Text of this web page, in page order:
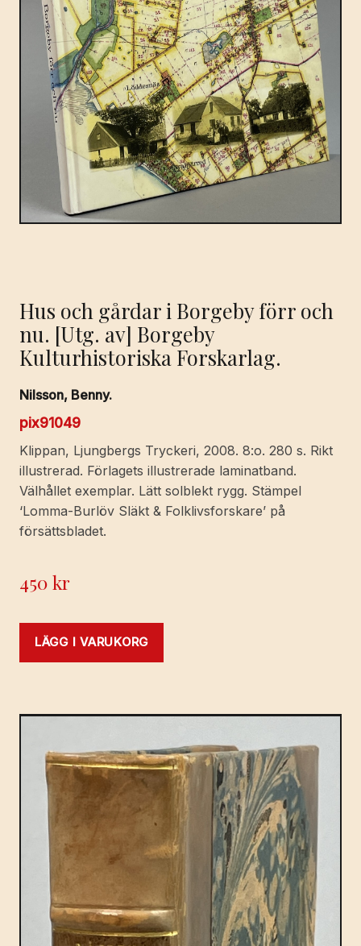
Hus och gårdar i Borgeby förr och
nu. [Utg. av] Borgeby
Kulturhistoriska Forskarlag.
Nilsson, Benny.
pix91049
Klippan, Ljungbergs Tryckeri, 2008. 8:o. 280 s. Rikt
illustrerad. Förlagets illustrerade laminatband.
Välhållet exemplar. Lätt solblekt rygg. Stämpel
‘Lomma-Burlöv Släkt & Folklivsforskare’ på
försättsbladet.
450kr
LÄGG I VARUKORG